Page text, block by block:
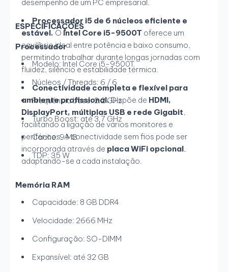
desempenho de um PC empresarial.
Processador i5 de 6 núcleos eficiente e
estável. O Intel Core i5-9500T oferece um
equilíbrio ideal entre potência e baixo consumo,
permitindo trabalhar durante longas jornadas com
fluidez, silêncio e estabilidade térmica.
Conectividade completa e flexível para
ambiente profissional.Dispõe de HDMI,
DisplayPort, múltiplas USB e rede Gigabit,
facilitando a ligação de vários monitores e
periféricos. A conectividade sem fios pode ser
incorporada através de placa WiFi opcional,
adaptando-se a cada instalação.
ESPECIFICAÇÕES
Processador
Modelo: Intel Core i5-9500T
Núcleos / Threads: 6 / 6
Frequência base: 2.2 GHz
Turbo Boost: até 3.7 GHz
Cache: 9 MB
TDP: 35 W
Memória RAM
Capacidade: 8 GB DDR4
Velocidade: 2666 MHz
Configuração: SO-DIMM
Expansível: até 32 GB